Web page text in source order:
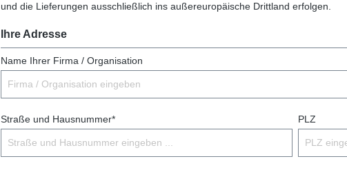
und die Lieferungen ausschließlich ins außereuropäische Drittland erfolgen.
Ihre Adresse
Name Ihrer Firma / Organisation
Straße und Hausnummer* PLZ